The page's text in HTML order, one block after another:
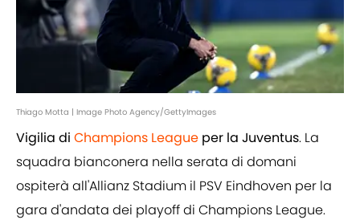
Thiago Motta | Image Photo Agency/GettyImages
Vigilia di Champions League per la Juventus. La
squadra bianconera nella serata di domani
ospiterà all'Allianz Stadium il PSV Eindhoven per la
gara d'andata dei playoff di Champions League.